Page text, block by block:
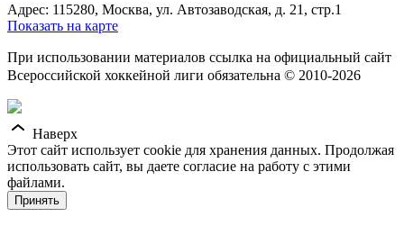
Адрес: 115280, Москва, ул. Автозаводская, д. 21, стр.1
Показать на карте
При использовании материалов ссылка на официальный сайт
Всероссийской хоккейной лиги обязательна © 2010-2026
Наверх
Этот сайт использует cookie для хранения данных. Продолжая
использовать сайт, вы даете согласие на работу с этими
файлами.
Принять